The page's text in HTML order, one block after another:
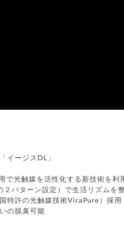
イージスDL」
で光触媒を活性化する新技術を利
２パターン設定）で生活リズムを
特許の光触媒技術ViraPure）採用
の脱臭可能